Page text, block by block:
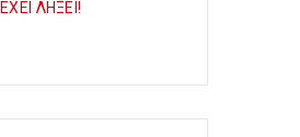
ΕΧΕΙ ΛΗΞΕΙ!